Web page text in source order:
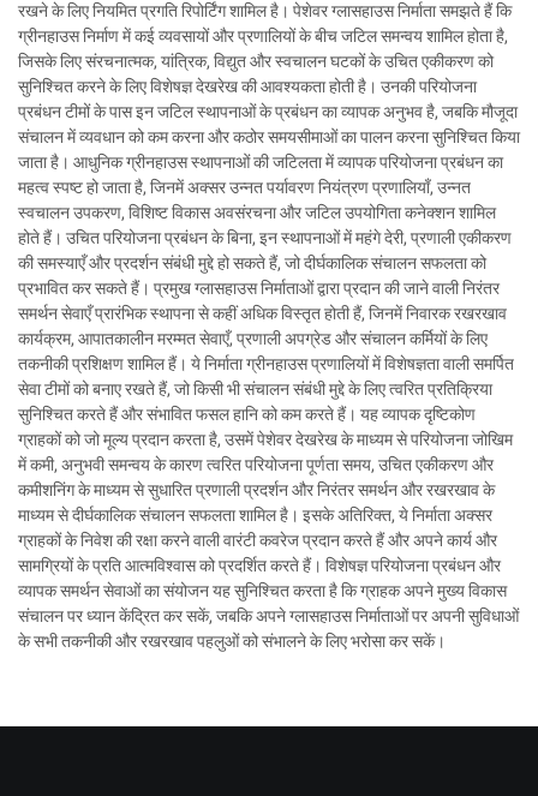
रखने के लिए नियमित प्रगति रिपोर्टिंग शामिल है। पेशेवर ग्लासहाउस निर्माता समझते हैं कि
ग्रीनहाउस निर्माण में कई व्यवसायों और प्रणालियों के बीच जटिल समन्वय शामिल होता है,
जिसके लिए संरचनात्मक, यांत्रिक, विद्युत और स्वचालन घटकों के उचित एकीकरण को
सुनिश्चित करने के लिए विशेषज्ञ देखरेख की आवश्यकता होती है। उनकी परियोजना
प्रबंधन टीमों के पास इन जटिल स्थापनाओं के प्रबंधन का व्यापक अनुभव है, जबकि मौजूदा
संचालन में व्यवधान को कम करना और कठोर समयसीमाओं का पालन करना सुनिश्चित किया
जाता है। आधुनिक ग्रीनहाउस स्थापनाओं की जटिलता में व्यापक परियोजना प्रबंधन का
महत्व स्पष्ट हो जाता है, जिनमें अक्सर उन्नत पर्यावरण नियंत्रण प्रणालियाँ, उन्नत
स्वचालन उपकरण, विशिष्ट विकास अवसंरचना और जटिल उपयोगिता कनेक्शन शामिल
होते हैं। उचित परियोजना प्रबंधन के बिना, इन स्थापनाओं में महंगे देरी, प्रणाली एकीकरण
की समस्याएँ और प्रदर्शन संबंधी मुद्दे हो सकते हैं, जो दीर्घकालिक संचालन सफलता को
प्रभावित कर सकते हैं। प्रमुख ग्लासहाउस निर्माताओं द्वारा प्रदान की जाने वाली निरंतर
समर्थन सेवाएँ प्रारंभिक स्थापना से कहीं अधिक विस्तृत होती हैं, जिनमें निवारक रखरखाव
कार्यक्रम, आपातकालीन मरम्मत सेवाएँ, प्रणाली अपग्रेड और संचालन कर्मियों के लिए
तकनीकी प्रशिक्षण शामिल हैं। ये निर्माता ग्रीनहाउस प्रणालियों में विशेषज्ञता वाली समर्पित
सेवा टीमों को बनाए रखते हैं, जो किसी भी संचालन संबंधी मुद्दे के लिए त्वरित प्रतिक्रिया
सुनिश्चित करते हैं और संभावित फसल हानि को कम करते हैं। यह व्यापक दृष्टिकोण
ग्राहकों को जो मूल्य प्रदान करता है, उसमें पेशेवर देखरेख के माध्यम से परियोजना जोखिम
में कमी, अनुभवी समन्वय के कारण त्वरित परियोजना पूर्णता समय, उचित एकीकरण और
कमीशनिंग के माध्यम से सुधारित प्रणाली प्रदर्शन और निरंतर समर्थन और रखरखाव के
माध्यम से दीर्घकालिक संचालन सफलता शामिल है। इसके अतिरिक्त, ये निर्माता अक्सर
ग्राहकों के निवेश की रक्षा करने वाली वारंटी कवरेज प्रदान करते हैं और अपने कार्य और
सामग्रियों के प्रति आत्मविश्वास को प्रदर्शित करते हैं। विशेषज्ञ परियोजना प्रबंधन और
व्यापक समर्थन सेवाओं का संयोजन यह सुनिश्चित करता है कि ग्राहक अपने मुख्य विकास
संचालन पर ध्यान केंद्रित कर सकें, जबकि अपने ग्लासहाउस निर्माताओं पर अपनी सुविधाओं
के सभी तकनीकी और रखरखाव पहलुओं को संभालने के लिए भरोसा कर सकें।